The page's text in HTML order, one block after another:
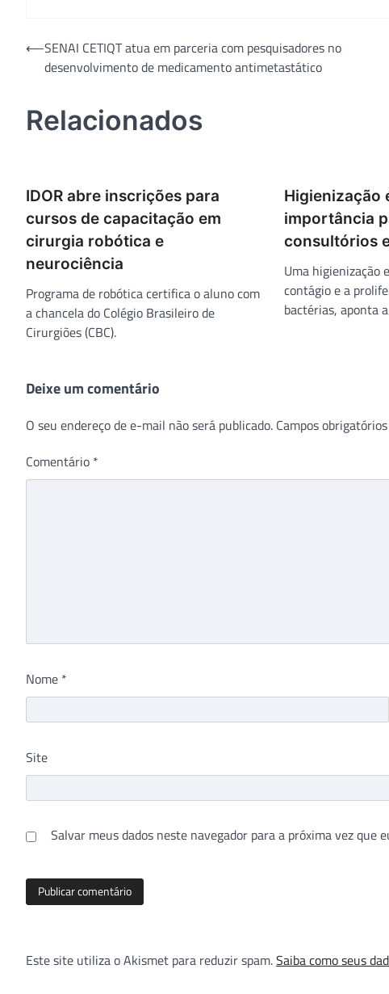
Navegação
⟵SENAI CETIQT atua em parceria com pesquisadores no
desenvolvimento de medicamento antimetastático
Relacionados
IDOR abre inscrições para
cursos de capacitação em
cirurgia robótica e
neurociência
Programa de robótica certifica o aluno com
a chancela do Colégio Brasileiro de
Cirurgiões (CBC).
Higienização
importância
consultórios
Uma higienização
contágio e a
bactérias, aponta
Deixe um comentário
O seu endereço de e-mail não será publicado. Campos
Comentário *
Nome *
Site
Salvar meus dados neste navegador para a próxima vez que
Este site utiliza o Akismet para reduzir spam.Saiba como seus